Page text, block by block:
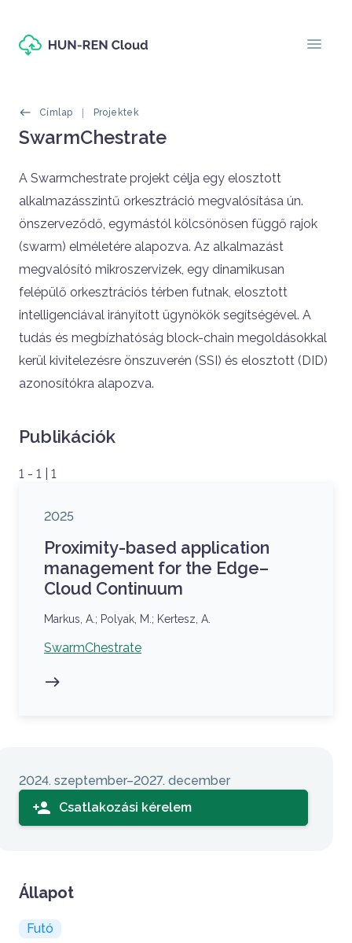
menu
Morzsák
Címlap Projektek
Oldal címe
SwarmChestrate
Címlapos tartalom
A Swarmchestrate projekt célja egy elosztott
alkalmazásszintű orkesztráció megvalósítása ún.
önszerveződő, egymástól kölcsönösen függő rajok
(swarm) elméletére alapozva. Az alkalmazást
megvalósító mikroszervizek, egy dinamikusan
felépülő orkesztrációs térben futnak, elosztott
intelligenciával irányított ügynökök segítségével. A
tudás és megbízhatóság block-chain megoldásokkal
kerül kivitelezésre önszuverén (SSI) és elosztott (DID)
azonosítókra alapozva.
Publikációk
1 - 1 | 1
Megjelenés éve
2025
Proximity-based application
management for the Edge–
Cloud Continuum
Szerzők
Markus, A.; Polyak, M.; Kertesz, A.
Kapcsolódó projekt
SwarmChestrate
2024. szeptember–2027. december
person_add Csatlakozási kérelem
Állapot
Futó